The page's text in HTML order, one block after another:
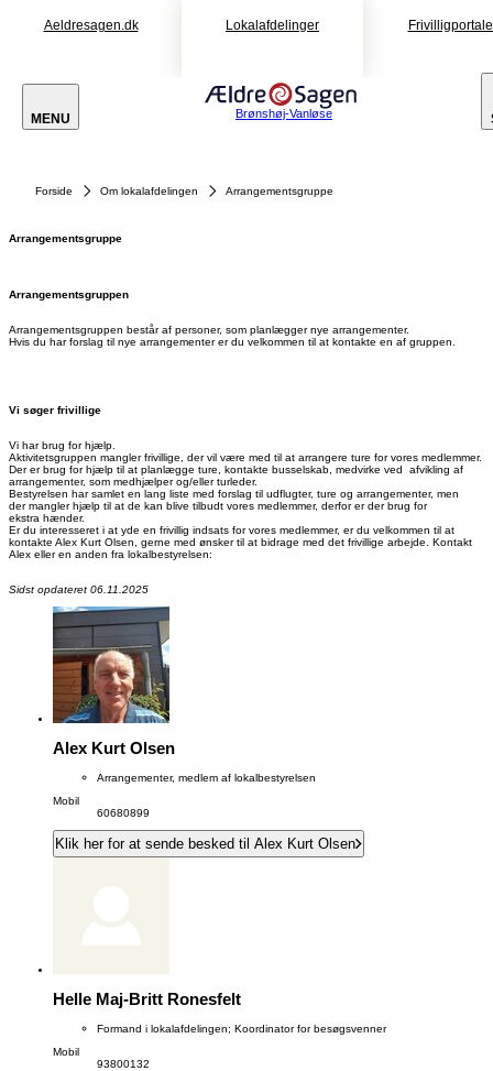
Aeldresagen.dk Lokalafdelinger
MENU Brønshøj-Vanløse
Forside Om lokalafdelingen Arrangementsgruppe
Arrangementsgruppe
Arrangementsgruppen
Arrangementsgruppen består af personer, som planlægger nye arrangementer.
Hvis du har forslag til nye arrangementer er du velkommen til at kontakte en af gruppen.
Vi søger frivillige
Vi har brug for hjælp.
Aktivitetsgruppen mangler frivillige, der vil være med til at arrangere ture for vores medlemmer.
Der er brug for hjælp til at planlægge ture, kontakte busselskab, medvirke ved afvikling af
arrangementer, som medhjælper og/eller turleder.
Bestyrelsen har samlet en lang liste med forslag til udflugter, ture og arrangementer, men
der mangler hjælp til at de kan blive tilbudt vores medlemmer, derfor er der brug for
ekstra hænder.
Er du interesseret i at yde en frivillig indsats for vores medlemmer, er du velkommen til at
kontakte Alex Kurt Olsen, gerne med ønsker til at bidrage med det frivillige arbejde. Kontakt
Alex eller en anden fra lokalbestyrelsen:
Sidst opdateret 06.11.2025
Alex Kurt Olsen
Arrangementer, medlem af lokalbestyrelsen
Mobil
60680899
Klik her for at sende besked til Alex Kurt Olsen
Helle Maj-Britt Ronesfelt
Formand i lokalafdelingen; Koordinator for besøgsvenner
Mobil
93800132